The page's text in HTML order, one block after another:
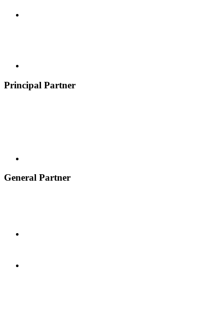
Principal Partner
General Partner